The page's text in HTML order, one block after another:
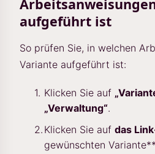
aufgeführt ist
So prüfen Sie, in welchen
Variante aufgeführt ist:
Klicken Sie auf
„Verwaltung“.
Klicken Sie auf das
gewünschten